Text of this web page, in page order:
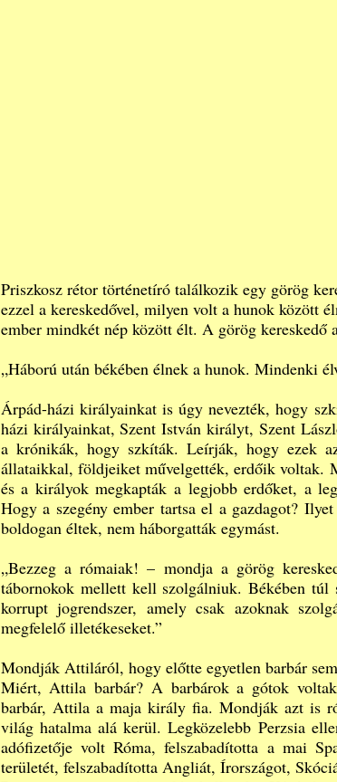
Priszkosz rétor történetíró találkozik egy görög
ezzel a kereskedővel, milyen volt a hunok között
ember mindkét nép között élt. A görög kereskedő
„Háború után békében élnek a hunok. Mindenki
Árpád-házi királyainkat is úgy nevezték, hogy
házi királyainkat,Szent István királyt, Szent
a krónikák, hogy szkíták. Leírják, hogy ezek
állataikkal, földjeiket művelgették, erdőik voltak.
és a királyok megkapták a legjobb erdőket, a
Hogy a szegény ember tartsa el a gazdagot?
boldogan éltek, nem háborgatták egymást.
„Bezzeg a rómaiak! – mondja a görög
tábornokok mellett kell szolgálniuk. Békében
korrupt jogrendszer, amely csak azoknak
megfelelő illetékeseket.”
Mondják Attiláról, hogy előtte egyetlen barbár
Miért, Attila barbár? A barbárok a gótok
barbár, Attila a maja király fia. Mondják azt is
világ hatalma alá kerül. Legközelebb Perzsia
adófizetője volt Róma, felszabadította a mai
területét, felszabadította Angliát, Írországot,